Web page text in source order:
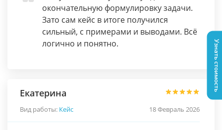
окончательную формулировку задачи.
Зато сам кейс в итоге получился
сильный, с примерами и выводами. Всё
логично и понятно.
Екатерина
Вид работы: Кейс 18 Февраль 2026
Узнать стоимость